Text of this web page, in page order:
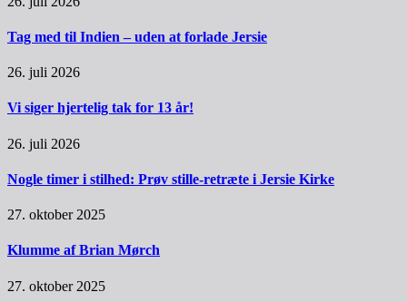
Tag med til Indien – uden at forlade Jersie
26. juli 2026
Vi siger hjertelig tak for 13 år!
26. juli 2026
Nogle timer i stilhed: Prøv stille-retræte i Jersie Kirke
27. oktober 2025
Klumme af Brian Mørch
27. oktober 2025